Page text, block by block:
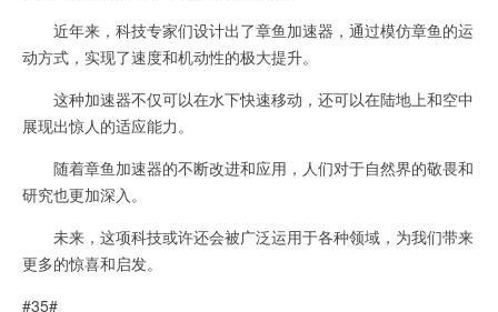
近年来，科技专家们设计出了章鱼加速器，通过模仿章鱼的运
动方式，实现了速度和机动性的极大提升。
这种加速器不仅可以在水下快速移动，还可以在陆地上和空中
展现出惊人的适应能力。
随着章鱼加速器的不断改进和应用，人们对于自然界的敬畏和
研究也更加深入。
未来，这项科技或许还会被广泛运用于各种领域，为我们带来
更多的惊喜和启发。
#35#